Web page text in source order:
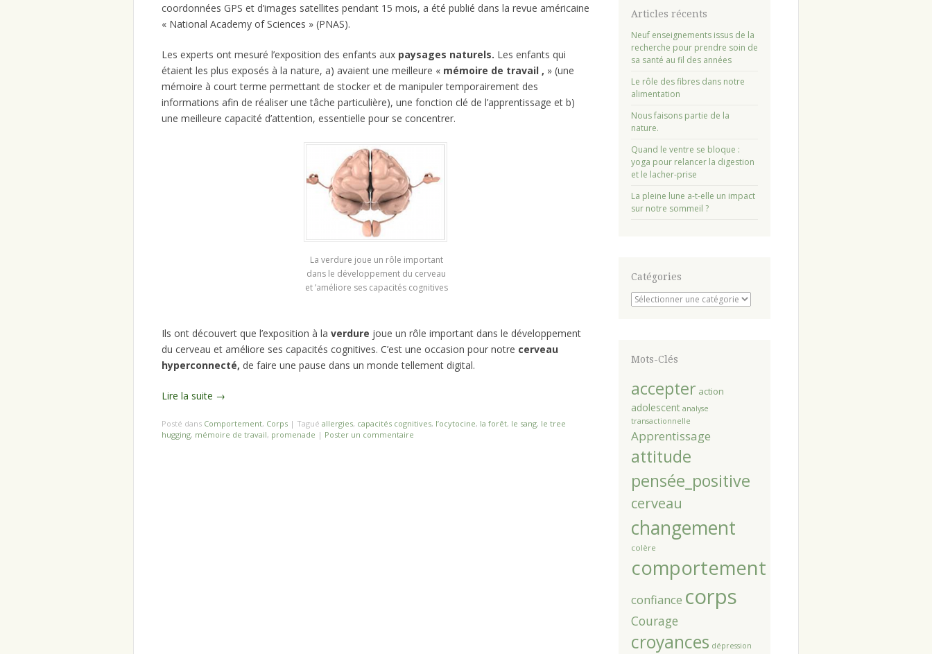
coordonnées GPS et d’images satellites pendant 15 mois, a été publié dans la revue américaine
« National Academy of Sciences » (PNAS).
Les experts ont mesuré l’exposition des enfants aux paysages naturels. Les enfants qui
étaient les plus exposés à la nature, a) avaient une meilleure « mémoire de travail , » (une
mémoire à court terme permettant de stocker et de manipuler temporairement des
informations afin de réaliser une tâche particulière), une fonction clé de l’apprentissage et b)
une meilleure capacité d’attention, essentielle pour se concentrer.
La verdure joue un rôle important
dans le développement du cerveau
et ’améliore ses capacités cognitives
Ils ont découvert que l’exposition à la verdure joue un rôle important dans le développement
du cerveau et améliore ses capacités cognitives. C’est une occasion pour notre cerveau
hyperconnecté, de faire une pause dans un monde tellement digital.
Lire la suite →
Posté dans Comportement, Corps | Tagué allergies, capacités cognitives, l’ocytocine, la forêt, le sang, le tree
hugging, mémoire de travail, promenade | Poster un commentaire
Articles récents
Neuf enseignements issus de la
recherche pour prendre soin de
sa santé au fil des années
Le rôle des fibres dans notre
alimentation
Nous faisons partie de la
nature.
Quand le ventre se bloque :
yoga pour relancer la digestion
et le lacher-prise
La pleine lune a-t-elle un impact
sur notre sommeil ?
Catégories
Catégories
Mots-Clés
accepter action
adolescent analyse
transactionnelle
Apprentissage
attitude
pensée_positive
cerveau
changement
colère
comportement
confiance corps
Courage
croyances dépression